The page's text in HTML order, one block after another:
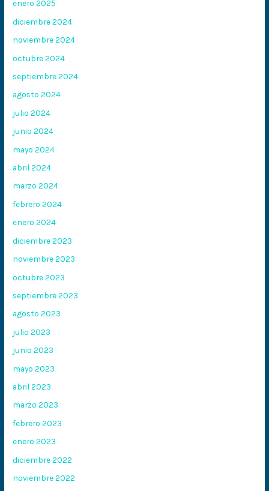
enero 2025
diciembre 2024
noviembre 2024
octubre 2024
septiembre 2024
agosto 2024
julio 2024
junio 2024
mayo 2024
abril 2024
marzo 2024
febrero 2024
enero 2024
diciembre 2023
noviembre 2023
octubre 2023
septiembre 2023
agosto 2023
julio 2023
junio 2023
mayo 2023
abril 2023
marzo 2023
febrero 2023
enero 2023
diciembre 2022
noviembre 2022